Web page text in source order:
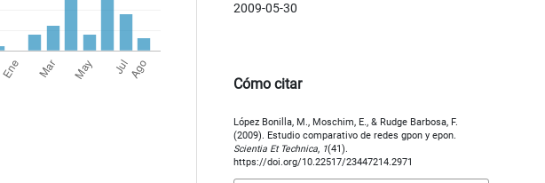
2009-05-30
Cómo citar
López Bonilla, M., Moschim, E., & Rudge Barbosa, F.
(2009). Estudio comparativo de redes gpon y epon.
Scientia Et Technica, 1(41).
https://doi.org/10.22517/23447214.2971